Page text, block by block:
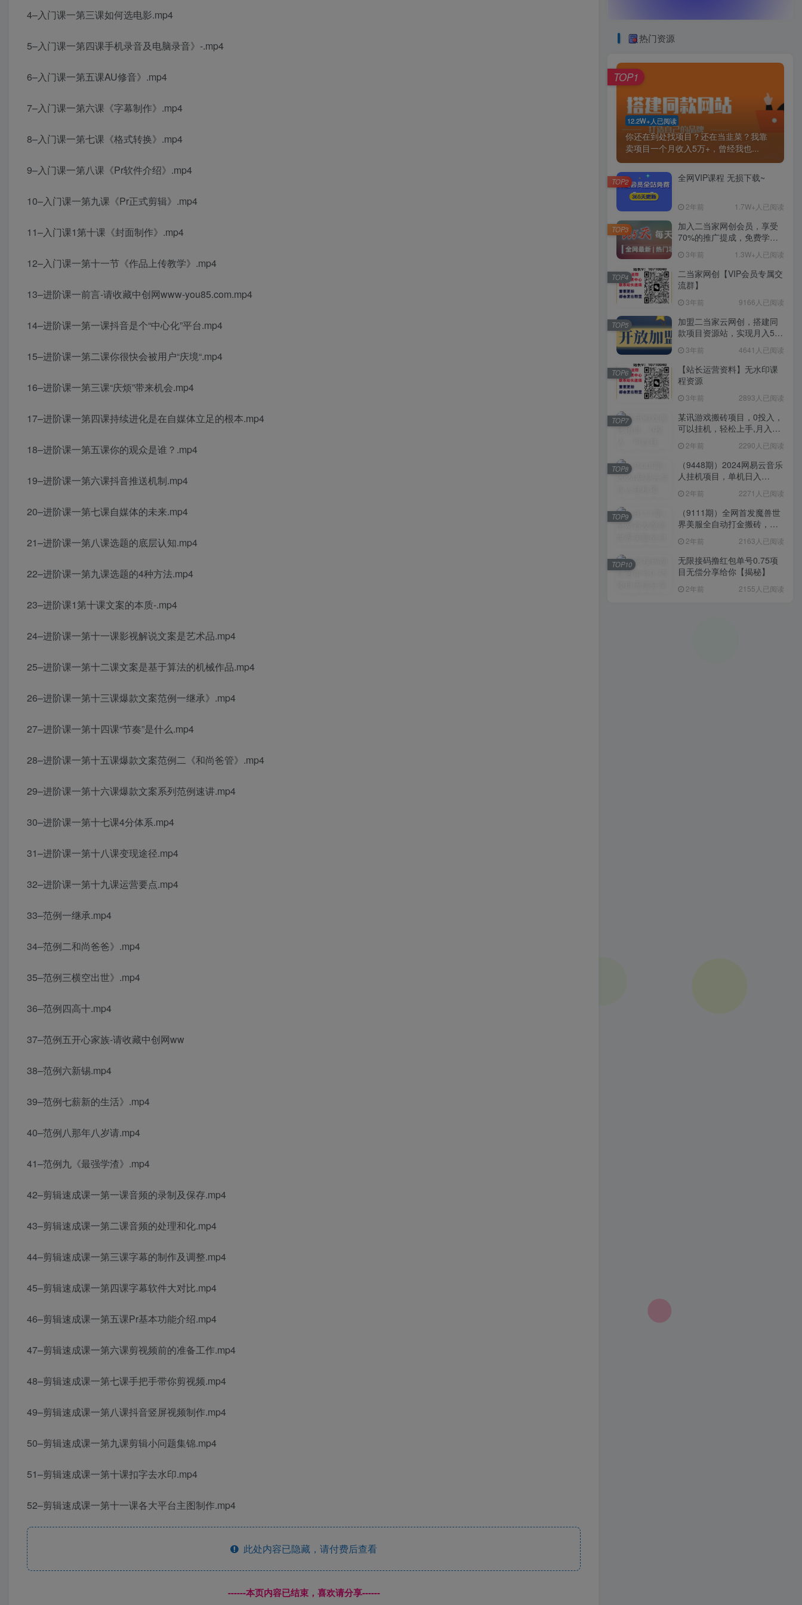
4–入门课一第三课如何选电影.mp4
5–入门课一第四课手机录音及电脑录音》-.mp4
6–入门课一第五课AU修音》.mp4
7–入门课一第六课《字幕制作》.mp4
8–入门课一第七课《格式转换》.mp4
9–入门课一第八课《Pr软件介绍》.mp4
10–入门课一第九课《Pr正式剪辑》.mp4
11–入门课1第十课《封面制作》.mp4
12–入门课一第十一节《作品上传教学》.mp4
13–进阶课一前言-请收藏中创网www-you85.com.mp4
14–进阶课一第一课抖音是个“中心化”平台.mp4
15–进阶课一第二课你很快会被用户“庆境“.mp4
16–进阶课一第三课“庆烦”带来机会.mp4
17–进阶课一第四课持续进化是在自媒体立足的根本.mp4
18–进阶课一第五课你的观众是谁？.mp4
19–进阶课一第六课抖音推送机制.mp4
20–进阶课一第七课自媒体的未来.mp4
21–进阶课一第八课选题的底层认知.mp4
22–进阶课一第九课选题的4种方法.mp4
23–进阶课1第十课文案的本质-.mp4
24–进阶课一第十一课影视解说文案是艺术品.mp4
25–进阶课一第十二课文案是基于算法的机械作品.mp4
26–进阶课一第十三课爆款文案范例一继承》.mp4
27–进阶课一第十四课“节奏”是什么.mp4
28–进阶课一第十五课爆款文案范例二《和尚爸管》.mp4
29–进阶课一第十六课爆款文案系列范例速讲.mp4
30–进阶课一第十七课4分体系.mp4
31–进阶课一第十八课变现途径.mp4
32–进阶课一第十九课运营要点.mp4
33–范例一继承.mp4
34–范例二和尚爸爸》.mp4
35–范例三横空出世》.mp4
36–范例四高十.mp4
37–范例五开心家族-请收藏中创网ww
38–范例六新锡.mp4
39–范例七薪新的生活》.mp4
40–范例八那年八岁请.mp4
41–范例九《最强学渣》.mp4
42–剪辑速成课一第一课音频的录制及保存.mp4
43–剪辑速成课一第二课音频的处理和化.mp4
44–剪辑速成课一第三课字幕的制作及调整.mp4
45–剪辑速成课一第四课字幕软件大对比.mp4
46–剪辑速成课一第五课Pr基本功能介绍.mp4
47–剪辑速成课一第六课剪视频前的准备工作.mp4
48–剪辑速成课一第七课手把手带你剪视频.mp4
49–剪辑速成课一第八课抖音竖屏视频制作.mp4
50–剪辑速成课一第九课剪辑小问题集锦.mp4
51–剪辑速成课一第十课扣字去水印.mp4
52–剪辑速成课一第十一课各大平台主图制作.mp4
此处内容已隐藏，请付费后查看
------本页内容已结束，喜欢请分享------
热门资源
12.2W+人已阅读
你还在到处找项目？还在当韭菜？我靠
卖项目一个月收入5万+，曾经我也...
TOP1
全网VIP课程 无损下载~
2年前 1.7W+人已阅读
TOP2
加入二当家网创会员，享受
70%的推广提成，免费学习
大神。
3年前 1.3W+人已阅读
TOP3
二当家网创【VIP会员专属交
流群】
3年前 9166人已阅读
TOP4
加盟二当家云网创，搭建同
款项目资源站，实现月入5万
3年前 4641人已阅读
TOP5
【站长运营资料】无水印课
程资源
3年前 2893人已阅读
TOP6
某讯游戏搬砖项目，0投入，
可以挂机，轻松上手,月入
2年前 2290人已阅读
TOP7
（9448期）2024网易云音乐
人挂机项目，单机日入
2年前 2271人已阅读
TOP8
（9111期）全网首发魔兽世
界美服全自动打金搬砖，日
姆级教学
2年前 2163人已阅读
TOP9
无限接码撸红包单号0.75项
目无偿分享给你【揭秘】
2年前 2155人已阅读
TOP10